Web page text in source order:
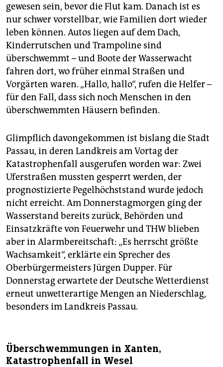
gewesen sein, bevor die Flut kam. Danach ist es
nur schwer vorstellbar, wie Familien dort wieder
leben können. Autos liegen auf dem Dach,
Kinderrutschen und Trampoline sind
überschwemmt – und Boote der Wasserwacht
fahren dort, wo früher einmal Straßen und
Vorgärten waren. „Hallo, hallo“, rufen die Helfer –
für den Fall, dass sich noch Menschen in den
überschwemmten Häusern befinden.
Glimpflich davongekommen ist bislang die Stadt
Passau, in deren Landkreis am Vortag der
Katastrophenfall ausgerufen worden war: Zwei
Uferstraßen mussten gesperrt werden, der
prognostizierte Pegelhöchststand wurde jedoch
nicht erreicht. Am Donnerstagmorgen ging der
Wasserstand bereits zurück, Behörden und
Einsatzkräfte von Feuerwehr und THW blieben
aber in Alarmbereitschaft: „Es herrscht größte
Wachsamkeit“, erklärte ein Sprecher des
Oberbürgermeisters Jürgen Dupper. Für
Donnerstag erwartete der Deutsche Wetterdienst
erneut unwetterartige Mengen an Niederschlag,
besonders im Landkreis Passau.
Überschwemmungen in Xanten,
Katastrophenfall in Wesel